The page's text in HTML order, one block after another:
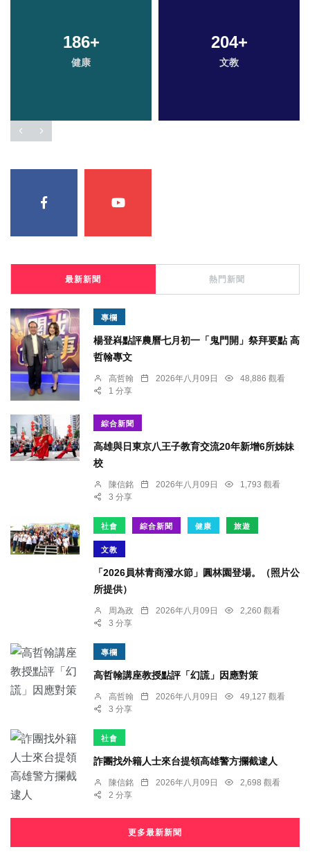
186+
健康
204+
文教
最新新聞 熱門新聞
專欄
楊登嵙點評農曆七月初一「鬼門開」祭拜要點 高
哲翰專文
高哲翰 2026年八月09日
48,886 觀看
1 分享
綜合新聞
高雄與日東京八王子教育交流20年新增6所姊妹
校
陳信銘 2026年八月09日
1,793 觀看
3 分享
社會 綜合新聞 健康 旅遊
文教
「2026員林青商潑水節」圓林園登場。（照片公
所提供）
周為政 2026年八月09日
2,260 觀看
3 分享
專欄
高哲翰講座教授點評「幻謊」因應對策
高哲翰 2026年八月09日
49,127 觀看
3 分享
社會
詐團找外籍人士來台提領高雄警方攔截逮人
陳信銘 2026年八月09日
2,698 觀看
2 分享
更多最新新聞